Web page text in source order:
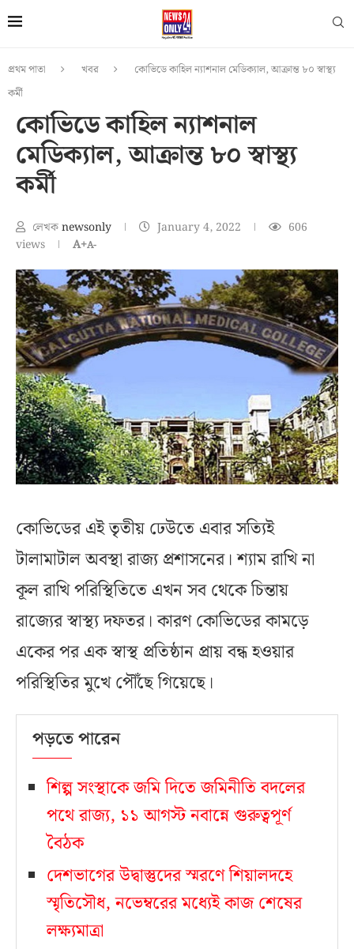
প্রথম পাতা খবর
কোভিডে কাহিল ন্যাশনাল মেডিক্যাল, আক্রান্ত ৮০ স্বাস্থ্য
কর্মী
কোভিডে কাহিল ন্যাশনাল
মেডিক্যাল, আক্রান্ত ৮০ স্বাস্থ্য
কর্মী
লেখকnewsonly January 4, 2022
606
views
A+A-
কোভিডের এই তৃতীয় ঢেউতে এবার সত্যিই
টালামাটাল অবস্থা রাজ্য প্রশাসনের। শ্যাম রাখি না
কূল রাখি পরিস্থিতিতে এখন সব থেকে চিন্তায়
রাজ্যের স্বাস্থ্য দফতর। কারণ কোভিডের কামড়ে
একের পর এক স্বাস্থ প্রতিষ্ঠান প্রায় বন্ধ হওয়ার
পরিস্থিতির মুখে পৌঁছে গিয়েছে।
পড়তে পারেন
শিল্প সংস্থাকে জমি দিতে জমিনীতি বদলের
পথে রাজ্য, ১১ আগস্ট নবান্নে গুরুত্বপূর্ণ
বৈঠক
দেশভাগের উদ্বাস্তুদের স্মরণে শিয়ালদহে
স্মৃতিসৌধ, নভেম্বরের মধ্যেই কাজ শেষের
লক্ষ্যমাত্রা